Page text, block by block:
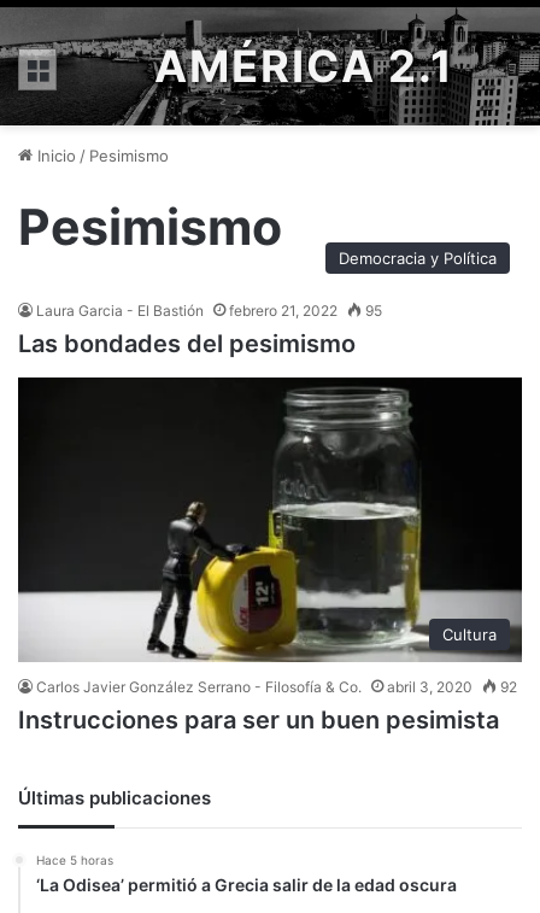
Menú AMÉRICA 2.1
Inicio / Pesimismo
Pesimismo
Democracia y Política
Laura Garcia - El Bastión febrero 21, 2022 95
Las bondades del pesimismo
Cultura
Carlos Javier González Serrano - Filosofía & Co. abril 3, 2020 92
Instrucciones para ser un buen pesimista
Últimas publicaciones
Hace 5 horas
‘La Odisea’ permitió a Grecia salir de la edad oscura